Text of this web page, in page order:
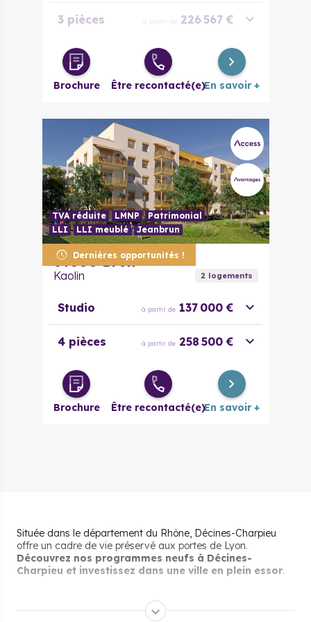
3 pièces à partir de 226 567 €
3 pièces
évolutif
à partir de 257 975 €
5 pièces à partir de
Brochure Être recontacté(e)En savoir +
Dernières opportunités !
TVA réduite LMNP
Patrimonial
LLI
LLI meublé Jeanbrun
69500 Bron
Kaolin 2logements
Studio à partir de 137 000 €
4 pièces à partir de 258 500 €
Brochure Être recontacté(e)En savoir +
Située dans le département du Rhône, Décines-Charpieu
offre un cadre de vie préservé aux portes de Lyon.
Découvrez nos programmes neufs à Décines-
Charpieu et investissez dans une ville en plein essor.
Pourquoi s’installer et vivre